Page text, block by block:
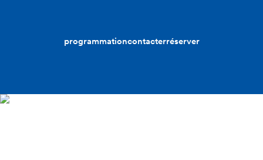
programmationcontacterréserver